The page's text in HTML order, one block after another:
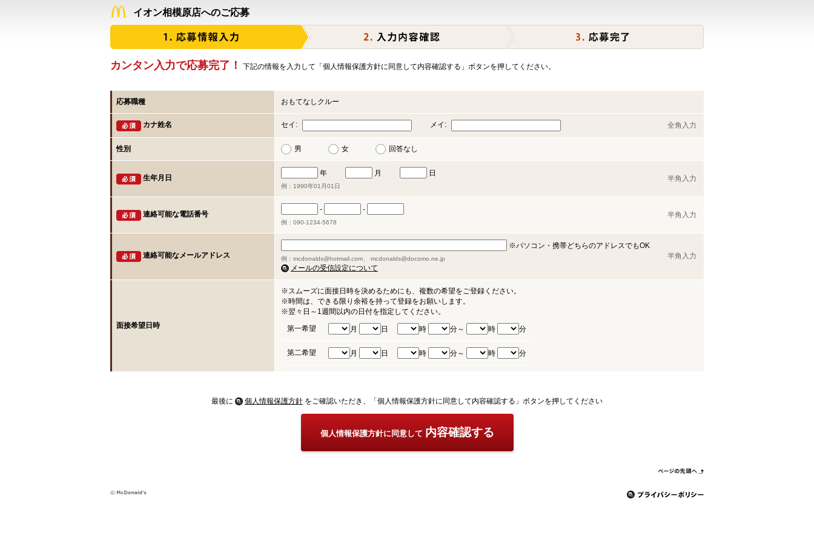
イオン相模原店へのご応募
カンタン入力で応募完了！ 下記の情報を入力して「個人情報保護方針に同意して内容確認する」ボタンを押してください。
応募職種 おもてなしクルー
カナ姓名 セイ: メイ: 全角入力
性別 男 女 回答なし
生年月日
年 月 日
例：1990年01月01日
半角入力
連絡可能な電話番号
- -
例：090-1234-5678
半角入力
連絡可能なメールアドレス
※パソコン・携帯どちらのアドレスでもOK
例：mcdonalds@hotmail.com、 mcdonalds@docomo.ne.jp
メールの受信設定について
半角入力
面接希望日時
※スムーズに面接日時を決めるためにも、複数の希望をご登録ください。
※時間は、できる限り余裕を持って登録をお願いします。
※翌々日～1週間以内の日付を指定してください。
第一希望
月 日 時 分～ 時 分
第二希望 月 日 時 分～ 時 分
最後に 個人情報保護方針 をご確認いただき、「個人情報保護方針に同意して内容確認する」ボタンを押してください
個人情報保護方針に同意して 内容確認する